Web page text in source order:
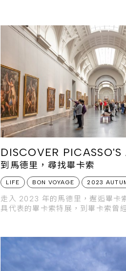
DISCOVER PICASSO'S
到馬德里，尋找畢卡索
LIFE BON VOYAGE 2023
走入 2023 年的馬德里，邂逅畢卡
具代表的畢卡索特展，到畢卡索曾